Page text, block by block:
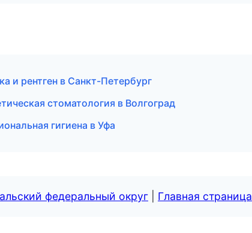
и рентген в Санкт-Петербург
стоматология в Волгоград
гигиена в Уфа
федеральный округ Главная страница